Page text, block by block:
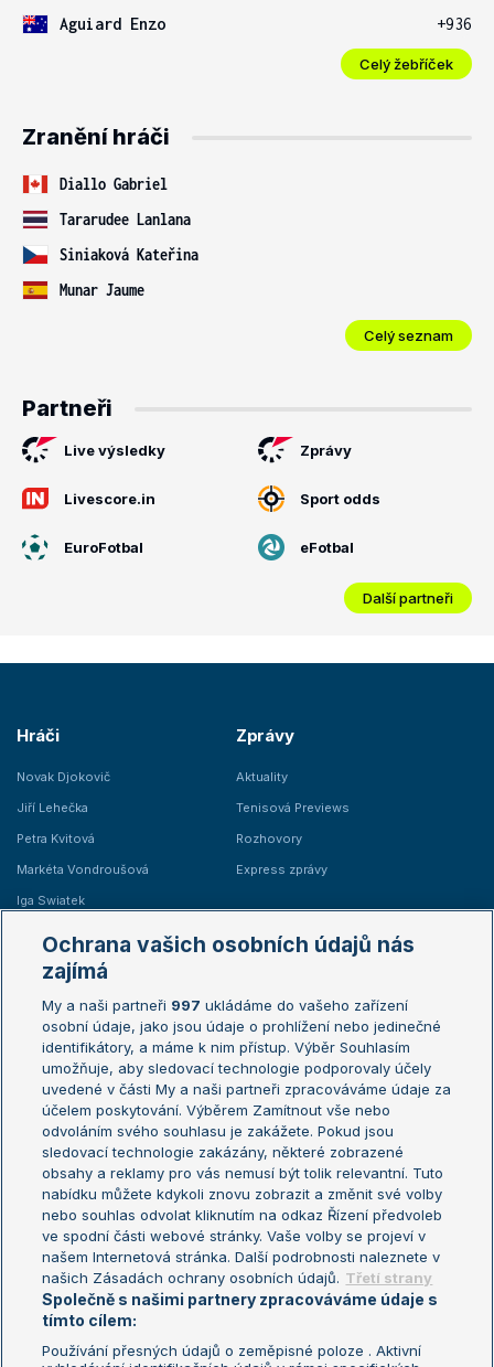
Aguiard Enzo
+936
Celý žebříček
Zranění hráči
Diallo Gabriel
Tararudee Lanlana
Siniaková Kateřina
Munar Jaume
Celý seznam
Partneři
Live výsledky Zprávy
Livescore.in Sport odds
EuroFotbal eFotbal
Další partneři
Hráči
Novak Djokovič
Jiří Lehečka
Petra Kvitová
Markéta Vondroušová
Iga Swiatek
Zprávy
Aktuality
Tenisová Previews
Rozhovory
Express zprávy
Žebříčky
Žebříček ATP (muži)
Žebříček WTA (ženy)
Sázkařský žebříček
Australian Open
French Open
Wimbledon
US Open
Turnaj mistrů
Turnaj mistryň
Aktualní trendy
Fotbalové přestupy
Livesport Daily
LS Prague Open
Ochrana vašich osobních údajů nás
zajímá
My a naši partneři 997 ukládáme do vašeho zařízení
osobní údaje, jako jsou údaje o prohlížení nebo jedinečné
identifikátory, a máme k nim přístup. Výběr Souhlasím
umožňuje, aby sledovací technologie podporovaly účely
uvedené v části My a naši partneři zpracováváme údaje za
účelem poskytování. Výběrem Zamítnout vše nebo
odvoláním svého souhlasu je zakážete. Pokud jsou
sledovací technologie zakázány, některé zobrazené
obsahy a reklamy pro vás nemusí být tolik relevantní. Tuto
nabídku můžete kdykoli znovu zobrazit a změnit své volby
nebo souhlas odvolat kliknutím na odkaz Řízení předvoleb
ve spodní části webové stránky. Vaše volby se projeví v
našem Internetová stránka. Další podrobnosti naleznete v
našich Zásadách ochrany osobních údajů. Třetí strany
Společně s našimi partnery zpracováváme údaje s
tímto cílem:
Používání přesných údajů o zeměpisné poloze . Aktivní